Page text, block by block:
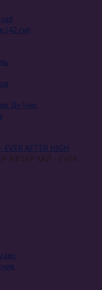
(42 см)
Ду Чик
AFTER HIGH
АФТЕР ХАЙ - EVER